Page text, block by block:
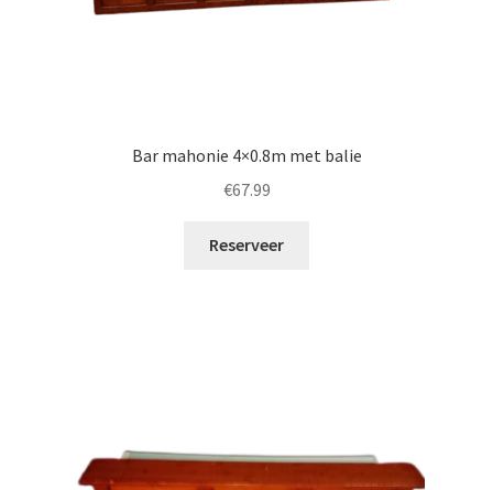
Bar mahonie 4×0.8m met balie
€67.99
Reserveer